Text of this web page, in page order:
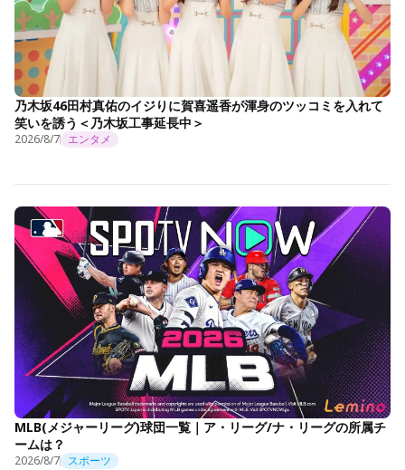
乃木坂46田村真佑のイジりに賀喜遥香が渾身のツッコミを入れて
笑いを誘う＜乃木坂工事延長中＞
2026/8/7 エンタメ
MLB(メジャーリーグ)球団一覧｜ア・リーグ/ナ・リーグの所属チ
ームは？
2026/8/7 スポーツ